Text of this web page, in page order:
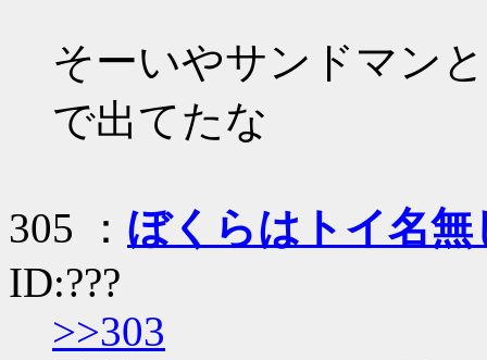
そーいやサンドマン
で出てたな
305 ： ぼくらはトイ名無
ID:???
>>303